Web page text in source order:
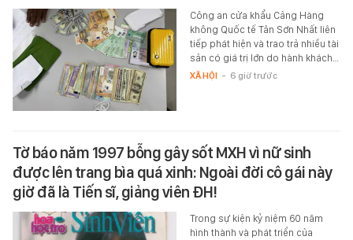
Công an cửa khẩu Cảng Hàng
không Quốc tế Tân Sơn Nhất liên
tiếp phát hiện và trao trả nhiều tài
sản có giá trị lớn do hành khách…
XÃ HỘI - 6 giờ trước
Tờ báo năm 1997 bỗng gây sốt MXH vì nữ sinh
được lên trang bìa quá xinh: Ngoài đời cô gái này
giờ đã là Tiến sĩ, giảng viên ĐH!
Trong sự kiện kỷ niệm 60 năm
hình thành và phát triển của